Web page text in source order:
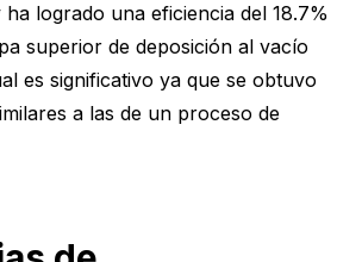
logrado una eficiencia del 18.7%
superior de deposición al vacío
es significativo ya que se obtuvo
a las de un proceso de